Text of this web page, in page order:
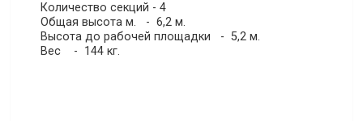
Количество секций - 4
Общая высота м. - 6,2 м.
Высота до рабочей площадки - 5,2 м.
Вес - 144 кг.